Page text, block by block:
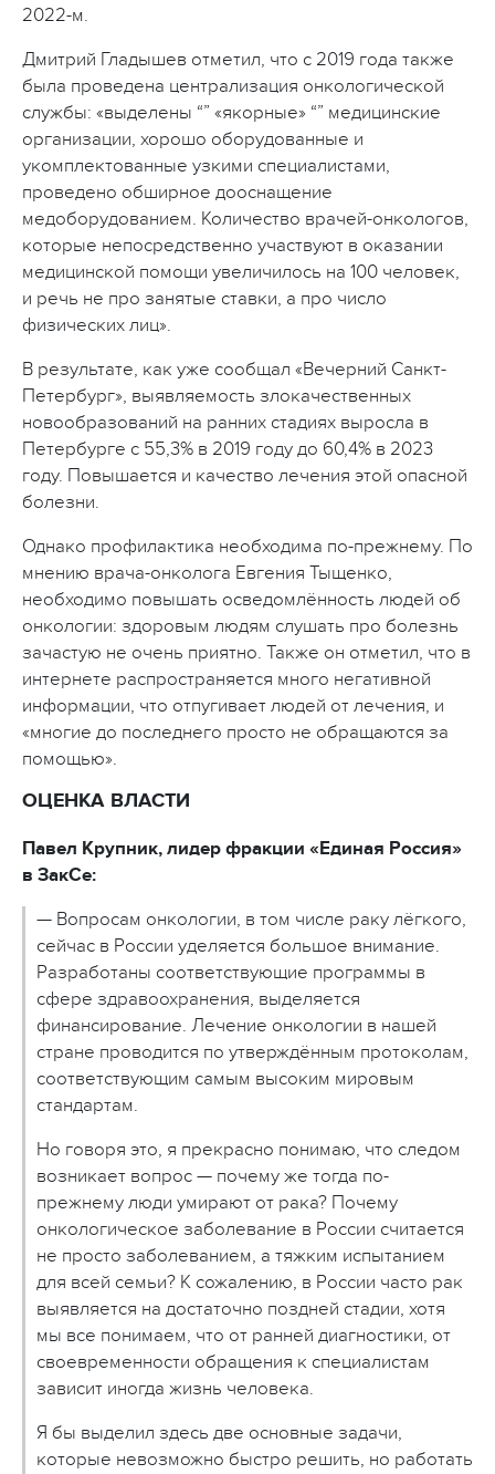
2022-м.
Дмитрий Гладышев отметил, что с 2019 года также
была проведена централизация онкологической
службы: «выделены “” «якорные» “” медицинские
организации, хорошо оборудованные и
укомплектованные узкими специалистами,
проведено обширное дооснащение
медоборудованием. Количество врачей-онкологов,
которые непосредственно участвуют в оказании
медицинской помощи увеличилось на 100 человек,
и речь не про занятые ставки, а про число
физических лиц».
В результате, как уже сообщал «Вечерний Санкт-
Петербург», выявляемость злокачественных
новообразований на ранних стадиях выросла в
Петербурге с 55,3% в 2019 году до 60,4% в 2023
году. Повышается и качество лечения этой опасной
болезни.
Однако профилактика необходима по-прежнему. По
мнению врача-онколога Евгения Тыщенко,
необходимо повышать осведомлённость людей об
онкологии: здоровым людям слушать про болезнь
зачастую не очень приятно. Также он отметил, что в
интернете распространяется много негативной
информации, что отпугивает людей от лечения, и
«многие до последнего просто не обращаются за
помощью».
ОЦЕНКА ВЛАСТИ
Павел Крупник, лидер фракции «Единая Россия»
в ЗакСе:
— Вопросам онкологии, в том числе раку лёгкого,
сейчас в России уделяется большое внимание.
Разработаны соответствующие программы в
сфере здравоохранения, выделяется
финансирование. Лечение онкологии в нашей
стране проводится по утверждённым протоколам,
соответствующим самым высоким мировым
стандартам.
Но говоря это, я прекрасно понимаю, что следом
возникает вопрос — почему же тогда по-
прежнему люди умирают от рака? Почему
онкологическое заболевание в России считается
не просто заболеванием, а тяжким испытанием
для всей семьи? К сожалению, в России часто рак
выявляется на достаточно поздней стадии, хотя
мы все понимаем, что от ранней диагностики, от
своевременности обращения к специалистам
зависит иногда жизнь человека.
Я бы выделил здесь две основные задачи,
которые невозможно быстро решить, но работать